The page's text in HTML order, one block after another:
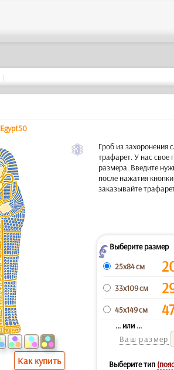
|
Egypt50
c
Как купить
Гроб из захоронения
трафарет. У нас свое
размера. Введите
после нажатия
заказывайте
ZВыберите размер
25x84 см
33x109 см
45x149 см
... или ...
Ваш размер
Выберите тип